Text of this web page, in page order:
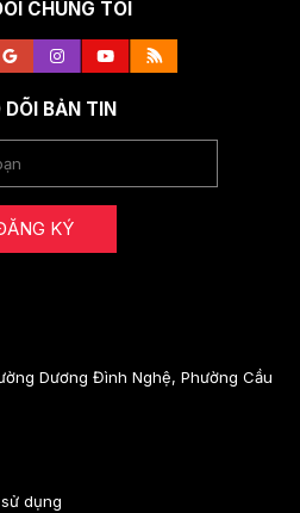
CHÚNG TÔI
DÕI BẢN TIN
KÝ
Dương Đình Nghệ, Phường Cầu
dụng